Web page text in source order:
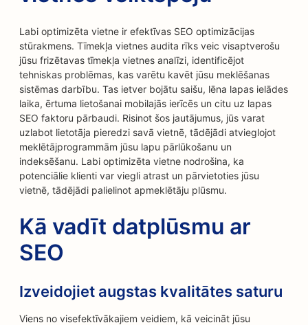
Labi optimizēta vietne ir efektīvas SEO optimizācijas
stūrakmens. Tīmekļa vietnes audita rīks veic visaptverošu
jūsu frizētavas tīmekļa vietnes analīzi, identificējot
tehniskas problēmas, kas varētu kavēt jūsu meklēšanas
sistēmas darbību. Tas ietver bojātu saišu, lēna lapas ielādes
laika, ērtuma lietošanai mobilajās ierīcēs un citu uz lapas
SEO faktoru pārbaudi. Risinot šos jautājumus, jūs varat
uzlabot lietotāja pieredzi savā vietnē, tādējādi atvieglojot
meklētājprogrammām jūsu lapu pārlūkošanu un
indeksēšanu. Labi optimizēta vietne nodrošina, ka
potenciālie klienti var viegli atrast un pārvietoties jūsu
vietnē, tādējādi palielinot apmeklētāju plūsmu.
Kā vadīt datplūsmu ar
SEO
Izveidojiet augstas kvalitātes saturu
Viens no visefektīvākajiem veidiem, kā veicināt jūsu